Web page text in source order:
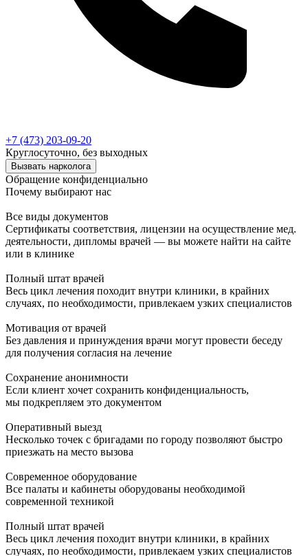
+7 (473) 203-09-20
Круглосуточно, без выходных
Вызвать нарколога
Обращение конфиденциально
Почему выбирают нас
Все виды документов
Сертификаты соответствия, лицензии на осуществление мед.
деятельности, дипломы врачей — вы можете найти на сайте
или в клинике
Полный штат врачей
Весь цикл лечения походит внутри клиники, в крайних
случаях, по необходимости, привлекаем узких специалистов
Мотивация от врачей
Без давления и принуждения врачи могут провести беседу
для получения согласия на лечение
Сохранение анонимности
Если клиент хочет сохранить конфиденциальность,
мы подкрепляем это документом
Оперативный выезд
Несколько точек с бригадами по городу позволяют быстро
приезжать на место вызова
Современное оборудование
Все палаты и кабинеты оборудованы необходимой
современной техникой
Полный штат врачей
Весь цикл лечения походит внутри клиники, в крайних
случаях, по необходимости, привлекаем узких специалистов